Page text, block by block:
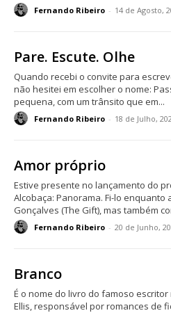
Fernando Ribeiro - 14 de Agosto,
Pare. Escute. Olhe
Quando recebi o convite para
não hesitei em escolher o nome:
pequena, com um trânsito que em...
Fernando Ribeiro - 18 de Julho,
Amor próprio
Estive presente no lançamento do
Alcobaça: Panorama. Fi-lo enquanto
Gonçalves (The Gift), mas também
Fernando Ribeiro - 20 de Junho,
Branco
É o nome do livro do famoso
Ellis, responsável por romances de